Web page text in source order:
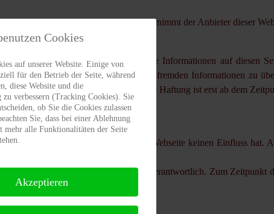
Gewissen erstellt. Dennoch übernimmt der Anbieter dieser
für eigene Inhalte und bereitgestellte Informationen auf diesen
die übermittelten oder gespeicherten fremden Informationen zu
konkreten Rechtsverletzung. Eine Haftung ist erst ab dem
auf deren Inhalt der Anbieter der Webseite keinen Einfluss hat.
Anbieter der verlinkten Webseite verantwortlich. Zum Zeitpunkt
wird der Link umgehend entfernen.
Cookies
auf unserer Website. Einige von
für den Betrieb der Seite, während
diese Website und die
zu verbessern (Tracking Cookies). Sie
ob Sie die Cookies zulassen
Sie, dass bei einer Ablehnung
mehr alle Funktionalitäten der Seite
Akzeptieren